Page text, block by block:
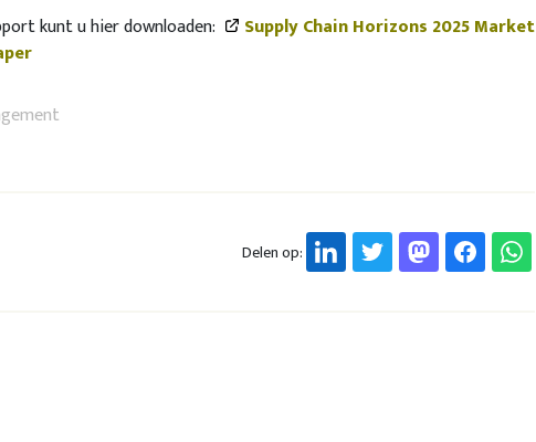
kunt u hier downloaden:
Supply Chain Horizons 2025 Market
Delen op: